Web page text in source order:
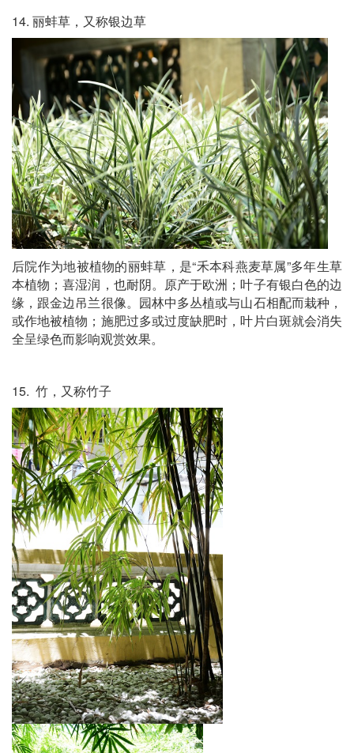
14. 丽蚌草，又称银边草
后院作为地被植物的丽蚌草，是“禾本科燕麦草属”多年生草
本植物；喜湿润，也耐阴。原产于欧洲；叶子有银白色的边
缘，跟金边吊兰很像。园林中多丛植或与山石相配而栽种，
或作地被植物；施肥过多或过度缺肥时，叶片白斑就会消失
全呈绿色而影响观赏效果。
15. 竹，又称竹子